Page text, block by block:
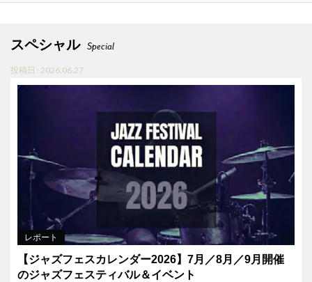
スペシャル Special
投稿日 : 2026.06.27
レポート
【ジャズフェスカレンダー2026】7月／8月／9月開催
のジャズフェスティバル＆イベント